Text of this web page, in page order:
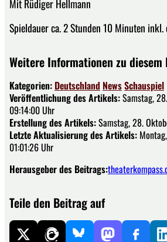
Mit Rüdiger Hellmann
Spieldauer ca. 2 Stunden 10 Minuten inkl.
Weitere Informationen zu diesem
Kategorien: Deutschland NewsSchauspiel
Veröffentlichung des Artikels:Samstag,
09:14:00 Uhr
Erstellung des Artikels:Samstag, 28.
Letzte Aktualisierung des Artikels:
01:01:26 Uhr
Herausgeber des Beitrags:
Teile den Beitrag auf